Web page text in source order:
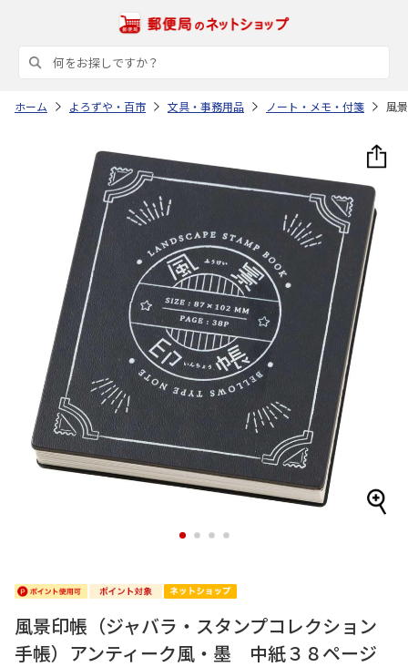
ホーム よろずや・百市 文具・事務用品 ノート・メモ・付箋 風
1 2 3 4
風景印帳（ジャバラ・スタンプコレクション
手帳）アンティーク風・墨 中紙３８ページ